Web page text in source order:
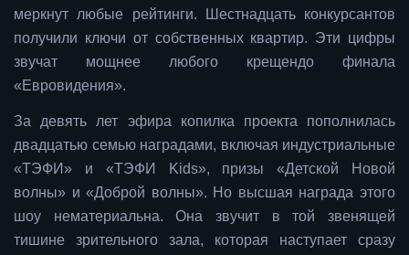
меркнут любые рейтинги. Шестнадцать конкурсантов
получили ключи от собственных квартир. Эти цифры
звучат мощнее любого крещендо финала
«Евровидения».
За девять лет эфира копилка проекта пополнилась
двадцатью семью наградами, включая индустриальные
«ТЭФИ» и «ТЭФИ Kids», призы «Детской Новой
волны» и «Доброй волны». Но высшая награда этого
шоу нематериальна. Она звучит в той звенящей
тишине зрительного зала, которая наступает сразу